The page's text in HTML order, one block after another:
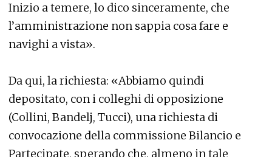
Inizio a temere, lo dico sinceramente, che
l’amministrazione non sappia cosa fare e
navighi a vista».
Da qui, la richiesta: «Abbiamo quindi
depositato, con i colleghi di opposizione
(Collini, Bandelj, Tucci), una richiesta di
convocazione della commissione Bilancio e
Partecipate, sperando che, almeno in tale